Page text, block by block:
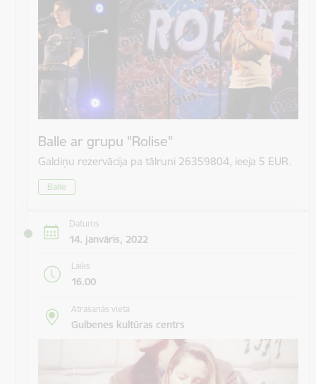
Balle ar grupu "Rolise"
Galdiņu rezervācija pa tālruni 26359804, ieeja 5 EUR.
Balle
Datums
14. janvāris, 2022
Laiks
16.00
Atrašanās vieta
Gulbenes kultūras centrs